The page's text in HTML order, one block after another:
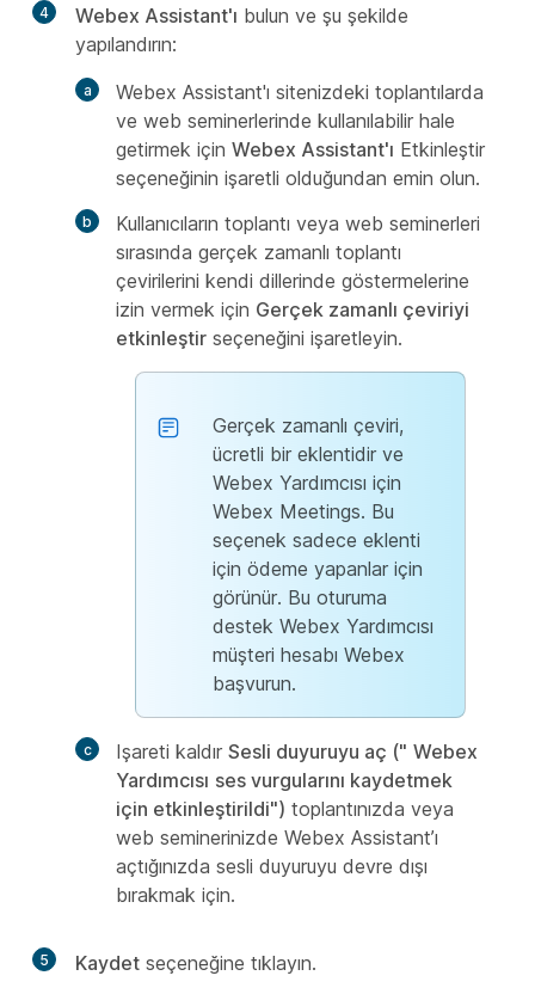
4 Webex Assistant'ı bulun ve şu şekilde
yapılandırın:
Webex Assistant'ı sitenizdeki toplantılarda
ve web seminerlerinde kullanılabilir hale
getirmek için Webex Assistant'ı Etkinleştir
seçeneğinin işaretli olduğundan emin olun.
Kullanıcıların toplantı veya web seminerleri
sırasında gerçek zamanlı toplantı
çevirilerini kendi dillerinde göstermelerine
izin vermek için Gerçek zamanlı çeviriyi
etkinleştir seçeneğini işaretleyin.
Gerçek zamanlı çeviri,
ücretli bir eklentidir ve
Webex Yardımcısı için
Webex Meetings. Bu
seçenek sadece eklenti
için ödeme yapanlar için
görünür. Bu oturuma
destek Webex Yardımcısı
müşteri hesabı Webex
başvurun.
Işareti kaldır Sesli duyuruyu aç (" Webex
Yardımcısı ses vurgularını kaydetmek
için etkinleştirildi") toplantınızda veya
web seminerinizde Webex Assistant’ı
açtığınızda sesli duyuruyu devre dışı
bırakmak için.
5 Kaydet seçeneğine tıklayın.